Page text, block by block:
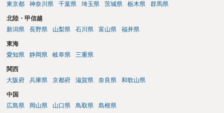
東京都
神奈川県 千葉県 埼玉県 茨城県 栃木県 群馬県
北陸・甲信越
新潟県
長野県 山梨県 石川県 富山県 福井県
東海
愛知県
静岡県 岐阜県 三重県
関西
大阪府
兵庫県 京都府 滋賀県 奈良県 和歌山県
中国
広島県
岡山県 山口県 鳥取県 島根県